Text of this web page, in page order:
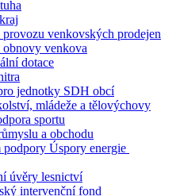
provozu venkovských prodejen
obnovy venkova
dotace
jednotky SDH obcí
mládeže a tělovýchovy
sportu
a obchodu
podpory Úspory energie
úvěry lesnictví
intervenční fond